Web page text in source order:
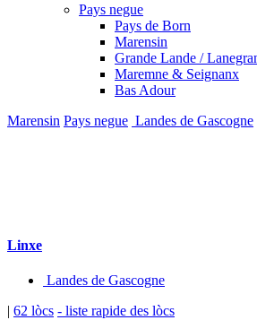
Pays negue
Pays de Born
Marensin
Grande Lande /
Maremne & Seignanx
Bas Adour
Marensin Pays negue Landes de Gascogne
Linxe
Landes de Gascogne
| 62 lòcs - liste rapide des lòcs